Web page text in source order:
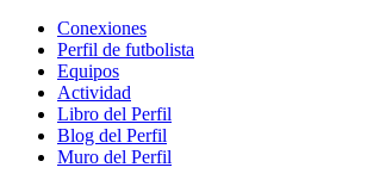
Conexiones
Perfil de futbolista
Equipos
Actividad
Libro del Perfil
Blog del Perfil
Muro del Perfil